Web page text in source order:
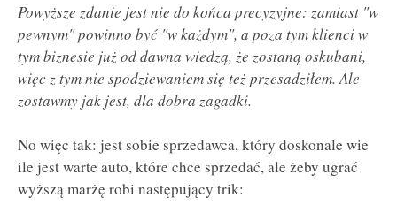
Powyższe zdanie jest nie do końca precyzyjne: zamiast "w
pewnym" powinno być "w każdym", a poza tym klienci w
tym biznesie już od dawna wiedzą, że zostaną oskubani,
więc z tym nie spodziewaniem się też przesadziłem. Ale
zostawmy jak jest, dla dobra zagadki.
No więc tak: jest sobie sprzedawca, który doskonale wie
ile jest warte auto, które chce sprzedać, ale żeby ugrać
wyższą marżę robi następujący trik: